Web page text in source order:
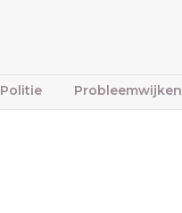
Politie Probleemwijken